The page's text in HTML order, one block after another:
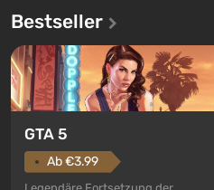
Bestseller
GTA 5
Ab €3.99